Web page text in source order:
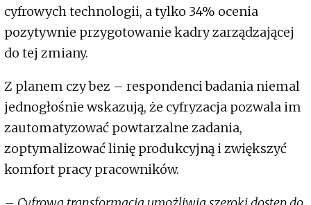
cyfrowych technologii, a tylko 34% ocenia
pozytywnie przygotowanie kadry zarządzającej
do tej zmiany.
Z planem czy bez – respondenci badania niemal
jednogłośnie wskazują, że cyfryzacja pozwala im
zautomatyzować powtarzalne zadania,
zoptymalizować linię produkcyjną i zwiększyć
komfort pracy pracowników.